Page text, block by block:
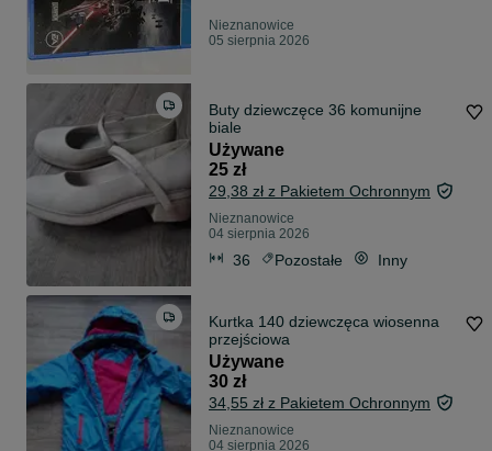
Nieznanowice
05 sierpnia 2026
Buty dziewczęce 36 komunijne
biale
Używane
25 zł
29,38 zł z Pakietem Ochronnym
Nieznanowice
04 sierpnia 2026
36 Pozostałe Inny
Kurtka 140 dziewczęca wiosenna
przejściowa
Używane
30 zł
34,55 zł z Pakietem Ochronnym
Nieznanowice
04 sierpnia 2026